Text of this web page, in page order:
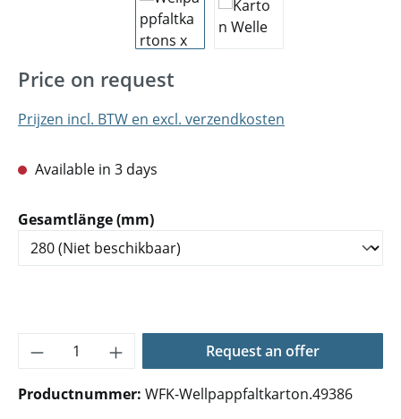
Price on request
Prijzen incl. BTW en excl. verzendkosten
Available in 3 days
Selecteer
Gesamtlänge (mm)
Producthoeveelheid: Voer de gewenste
Request an offer
Productnummer: WFK-Wellpappfaltkarton.49386